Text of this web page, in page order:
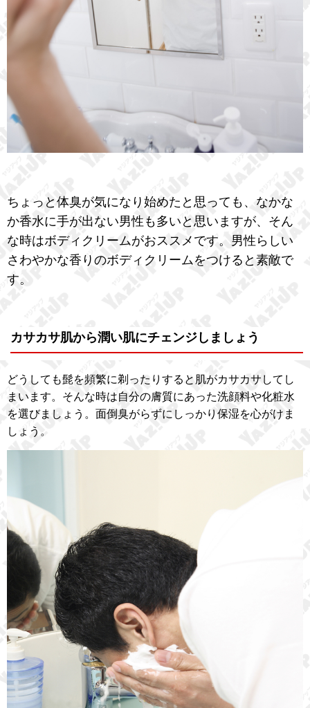
ちょっと体臭が気になり始めたと思っても、なかな
か香水に手が出ない男性も多いと思いますが、そん
な時はボディクリームがおススメです。男性らしい
さわやかな香りのボディクリームをつけると素敵で
す。
カサカサ肌から潤い肌にチェンジしましょう
どうしても髭を頻繁に剃ったりすると肌がカサカサしてし
まいます。そんな時は自分の膚質にあった洗顔料や化粧水
を選びましょう。面倒臭がらずにしっかり保湿を心がけま
しょう。